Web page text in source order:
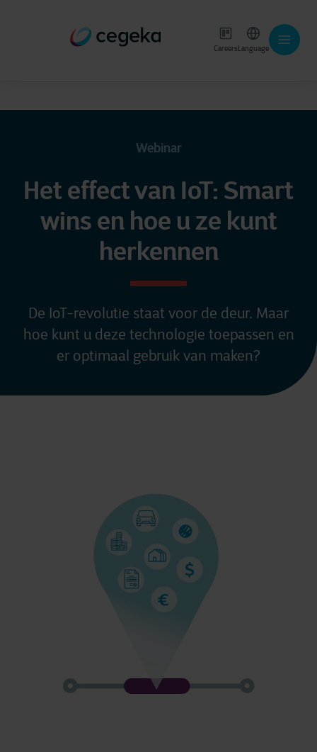
CareersLanguage
Webinar
Het effect van IoT: Smart
wins en hoe u ze kunt
herkennen
De IoT-revolutie staat voor de deur. Maar
hoe kunt u deze technologie toepassen en
er optimaal gebruik van maken?